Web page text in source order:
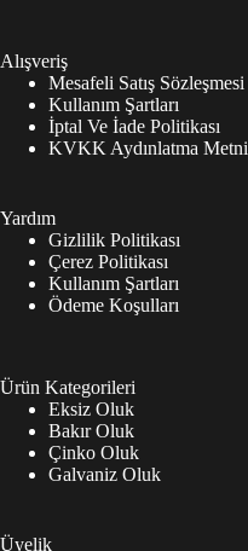
Alışveriş
Mesafeli Satış Sözleşmesi
Kullanım Şartları
İptal Ve İade Politikası
KVKK Aydınlatma Metni
Yardım
Gizlilik Politikası
Çerez Politikası
Kullanım Şartları
Ödeme Koşulları
Ürün Kategorileri
Eksiz Oluk
Bakır Oluk
Çinko Oluk
Galvaniz Oluk
Üyelik